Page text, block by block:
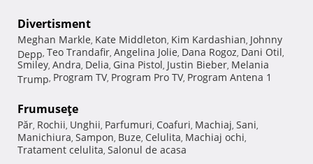
Divertisment
Meghan Markle, Kate Middleton, Kim Kardashian, Johnny
Depp, Teo Trandafir, Angelina Jolie, Dana Rogoz, Dani Otil,
Smiley, Andra, Delia, Gina Pistol, Justin Bieber, Melania
Trump, Program TV, Program Pro TV, Program Antena 1
Frumuseţe
Păr, Rochii, Unghii, Parfumuri, Coafuri, Machiaj, Sani,
Manichiura, Sampon, Buze, Celulita, Machiaj ochi,
Tratament celulita, Salonul de acasa